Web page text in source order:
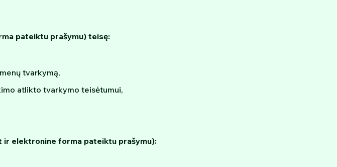
pateiktu prašymu) teisę:
tvarkymą,
atlikto tvarkymo teisėtumui,
ir elektronine forma pateiktu prašymu):